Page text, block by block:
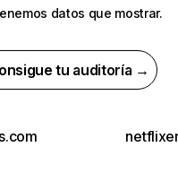
datos que mostrar.
tu auditoría →